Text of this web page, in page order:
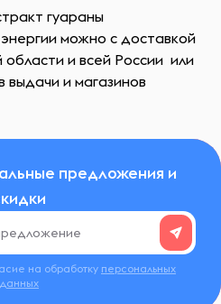
гуараны
можно с доставкой
и всей России или
выдачи и магазинов
предложения и
на обработку персональных
данных